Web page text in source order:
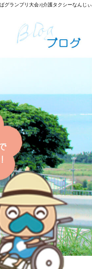
グランプリ大会♪|介護タクシーなんじぃ